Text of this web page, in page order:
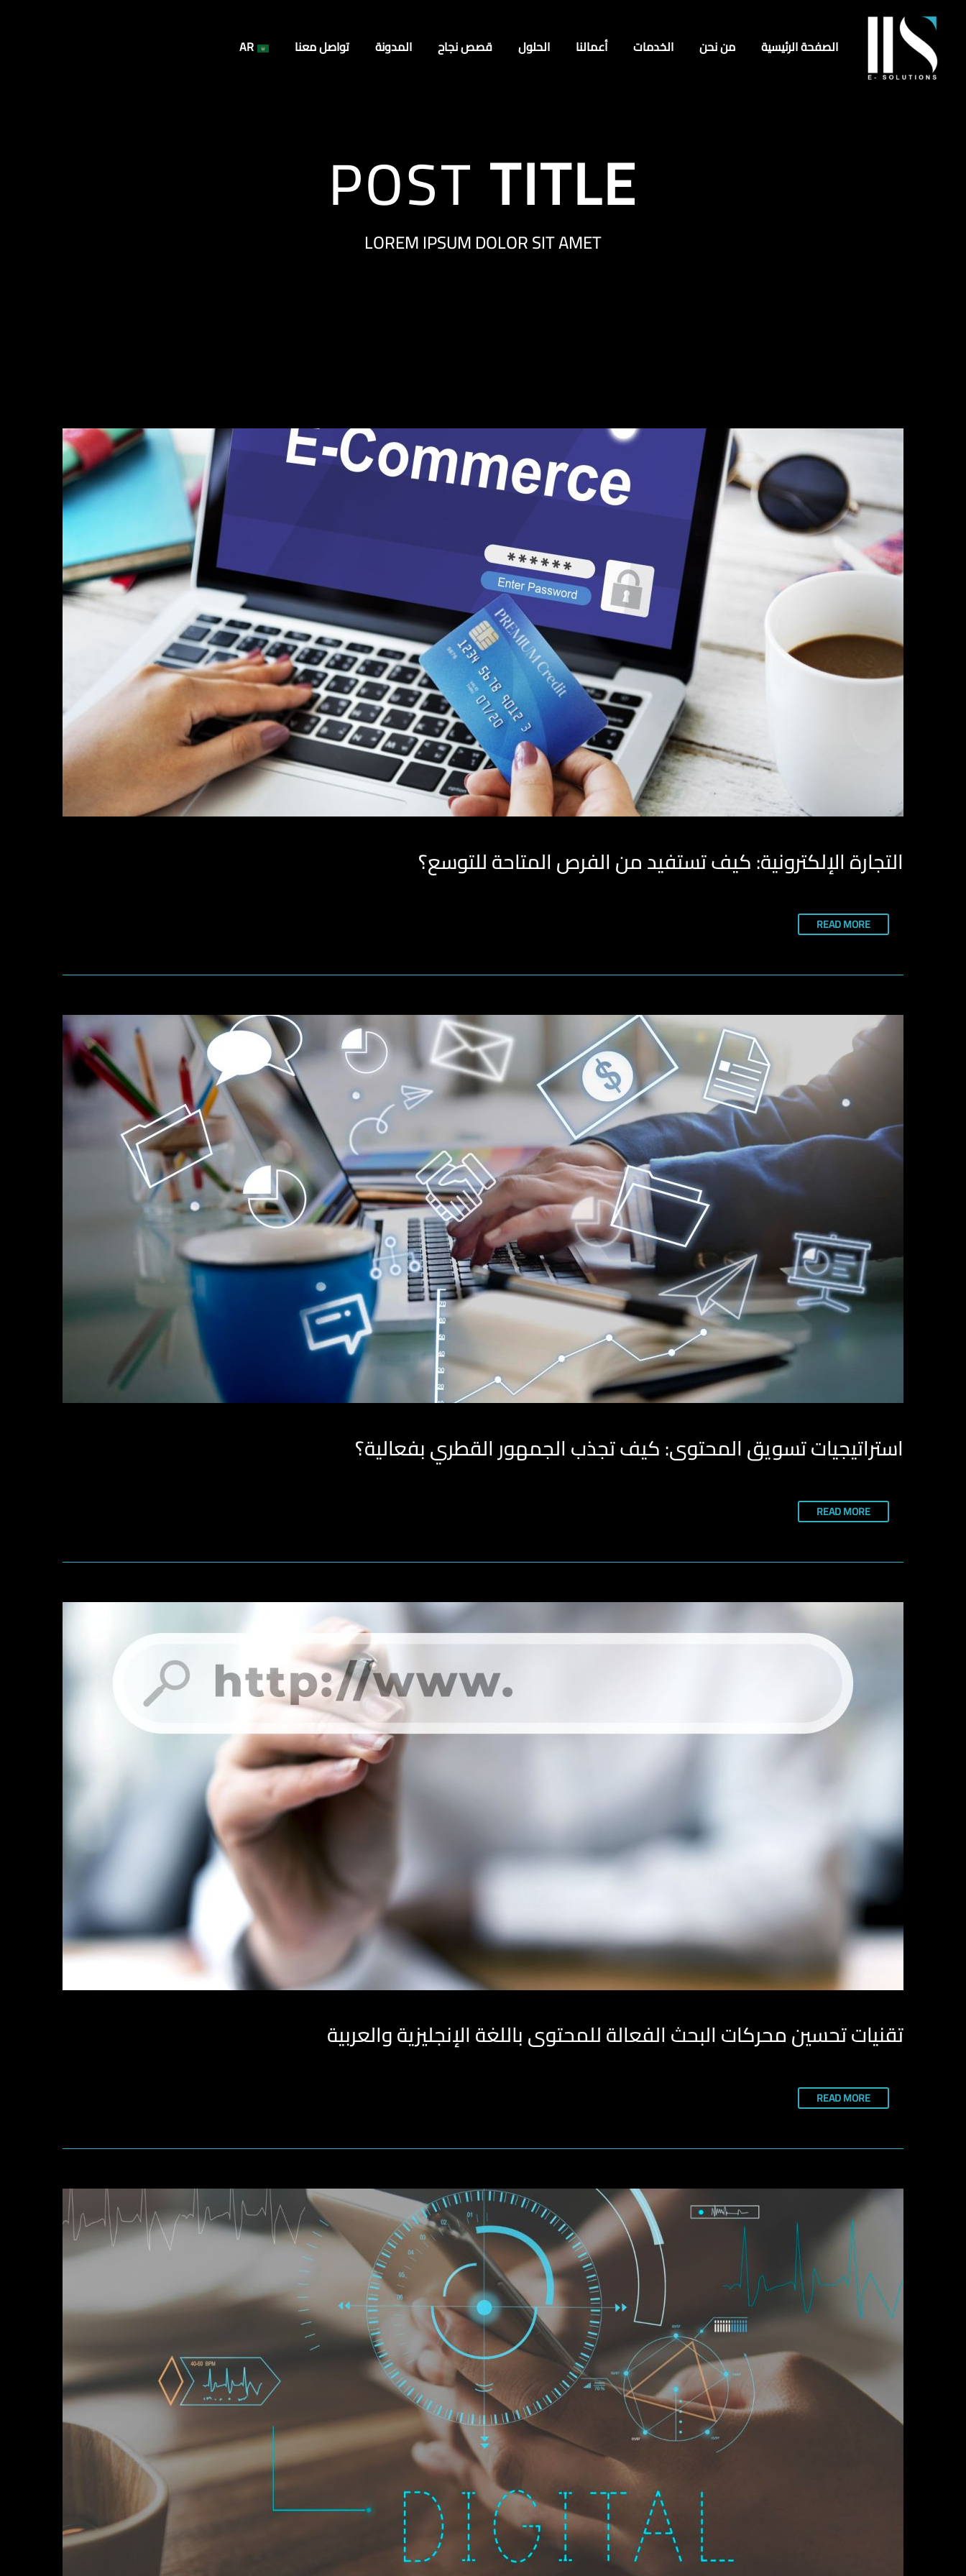
الصفحة الرئيسية من نحن الخدمات أعمالنا الحلول قصص نجاح المدونة تواصل معنا AR
POSTTITLE
LOREM IPSUM DOLOR SIT AMET
التجارة الإلكترونية: كيف تستفيد من الفرص المتاحة للتوسع؟
READ MORE
استراتيجيات تسويق المحتوى: كيف تجذب الجمهور القطري بفعالية؟
READ MORE
تقنيات تحسين محركات البحث الفعالة للمحتوى باللغة الإنجليزية والعربية
READ MORE